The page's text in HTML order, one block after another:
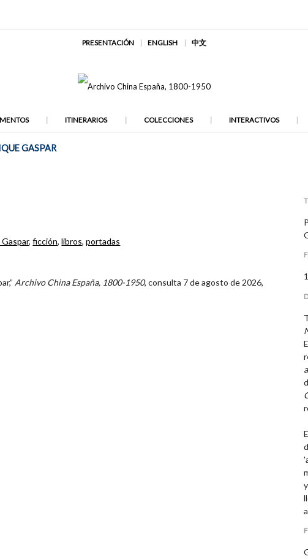
PRESENTACIÓN ENGLISH 中文
ITINERARIOS COLECCIONES INTERACTIVOS
GASPAR
,ficción,libros,portadas
Archivo China España, 1800-1950, consulta 7 de agosto de 2026,